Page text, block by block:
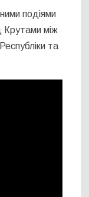
подіями
Крутами між
та